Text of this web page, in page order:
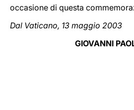
occasione di questa
Dal Vaticano, 13 maggio 2003
GIOVANNI